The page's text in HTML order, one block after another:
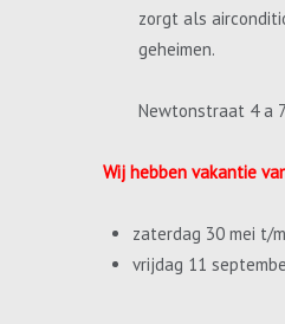
zorgt als
geheimen.
Newtonstraat 4 a
Wij hebben vakantie
zaterdag 30 mei t/
vrijdag 11